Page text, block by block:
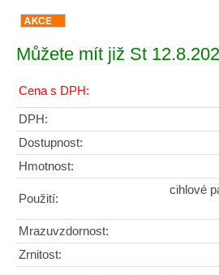
Můžete mít již St
Cena s DPH:
DPH:
Dostupnost:
Hmotnost:
Použití:
cihlové
Mrazuvzdornost:
Zrnitost: